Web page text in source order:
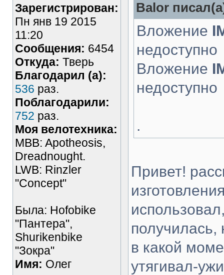
Зарегистрирован:
Пн янв 19 2015
11:20
Сообщения: 6454
Откуда: Тверь
Благодарил (а):
536 раз.
Поблагодарили:
752 раз.
Моя велотехника:
MBB: Apotheosis,
Dreadnought.
LWB: Rinzler
"Concept"
Была: Hofobike
"Пантера",
Shurikenbike
"Зокра"
Имя: Олег
Balor
Вложение
недоступно
Вложение
недоступно
.
Привет!
в какой
утягивал-